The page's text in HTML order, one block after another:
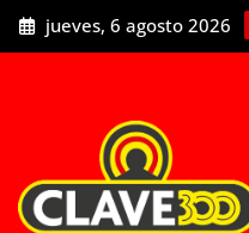
Saltar
al
jueves, 6 agosto 2026